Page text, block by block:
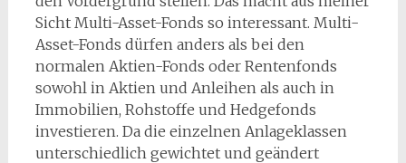
Sicht Multi-Asset-Fonds so interessant. Multi-
Asset-Fonds dürfen anders als bei den
normalen Aktien-Fonds oder Rentenfonds
sowohl in Aktien und Anleihen als auch in
Immobilien, Rohstoffe und Hedgefonds
investieren. Da die einzelnen Anlageklassen
unterschiedlich gewichtet und geändert